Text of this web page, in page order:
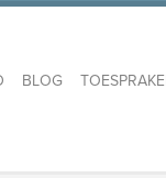
BLOG